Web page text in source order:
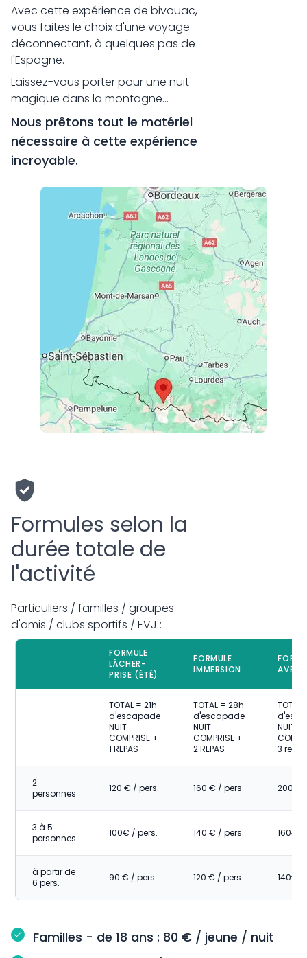
Avec cette expérience de bivouac,
vous faites le choix d'une voyage
déconnectant, à quelques pas de
l'Espagne.
Laissez-vous porter pour une nuit
magique dans la montagne...
Nous prêtons tout le matériel
nécessaire à cette expérience
incroyable.
Formules selon la
durée totale de
l'activité
Particuliers / familles / groupes
d'amis / clubs sportifs / EVJ :
FORMULE
LÂCHER-
PRISE (ÉTÉ)
FORMULE
IMMERSION
TOTAL = 21h
d'escapade
NUIT
COMPRISE +
1 REPAS
TOTAL = 28h
d'escapade
NUIT
COMPRISE +
2 REPAS
TOTAL
NUIT
3
2
personnes
120 € / pers. 160 € / pers. 200€ /
3 à 5
personnes
100€ / pers. 140 € / pers. 160€ /
à partir de
6 pers.
90 € / pers. 120 € / pers. 140€ /
Familles - de 18 ans : 80 € / jeune / nuit